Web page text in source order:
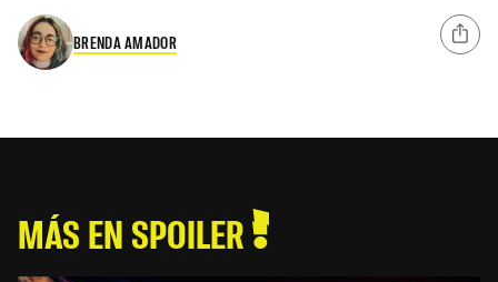
BRENDA AMADOR
MÁS EN SPOILER